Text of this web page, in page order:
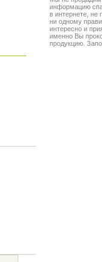
информацию
в интернете, не
ни одному
интересно и
именно Вы
продукцию.